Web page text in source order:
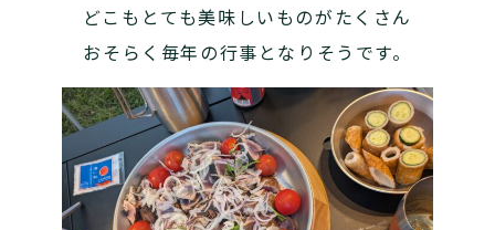
どこもとても美味しいものがたくさん
おそらく毎年の行事となりそうです。